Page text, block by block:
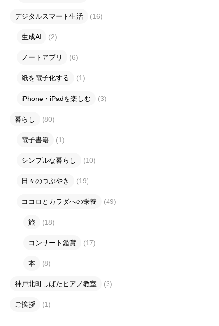
デジタルスマート生活 (16)
生成AI (2)
ノートアプリ (6)
紙を電子化する (1)
iPhone・iPadを楽しむ (3)
暮らし (80)
電子書籍 (1)
シンプルな暮らし (10)
日々のつぶやき (19)
ココロとカラダへの栄養 (49)
旅 (18)
コンサート鑑賞 (17)
本 (8)
神戸北町しばたピアノ教室 (3)
ご挨拶 (1)